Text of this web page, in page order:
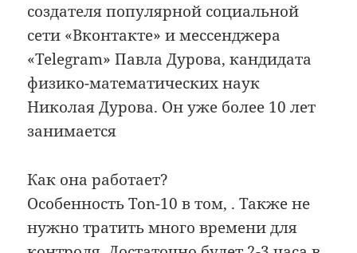
создателя популярной социальной
сети «Вконтакте» и мессенджера
«Telegram» Павла Дурова, кандидата
физико-математических наук
Николая Дурова. Он уже более 10 лет
занимается
Как она работает?
Особенность Ton-10 в том, . Также не
нужно тратить много времени для